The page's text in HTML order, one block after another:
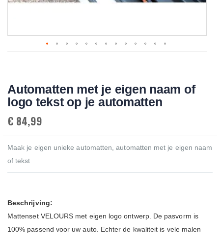
of
the
images
gallery
Automatten met je eigen naam of
logo tekst op je automatten
€ 84,99
Maak je eigen unieke automatten, automatten met je eigen naam
of tekst
Beschrijving:
Mattenset VELOURS met eigen logo ontwerp. De pasvorm is
100% passend voor uw auto. Echter de kwaliteit is vele malen